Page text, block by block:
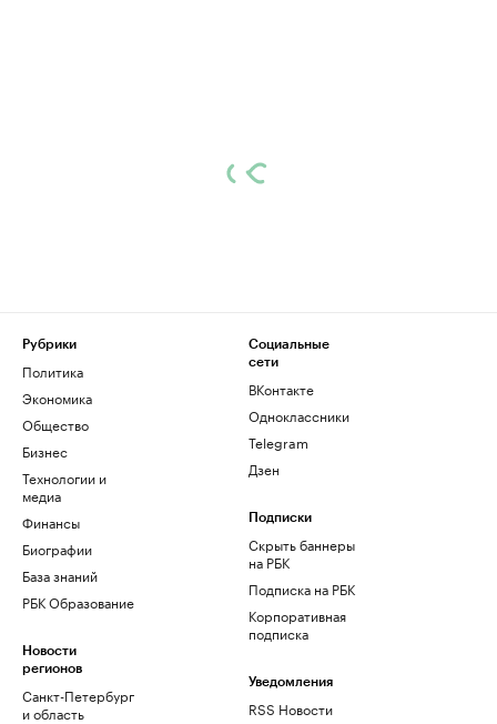
Рубрики
Политика
Экономика
Общество
Бизнес
Технологии и
медиа
Финансы
Биографии
База знаний
РБК Образование
Новости
регионов
Санкт-Петербург
и область
Социальные
сети
ВКонтакте
Одноклассники
Telegram
Дзен
Подписки
Скрыть баннеры
на РБК
Подписка на РБК
Корпоративная
подписка
Уведомления
RSS Новости